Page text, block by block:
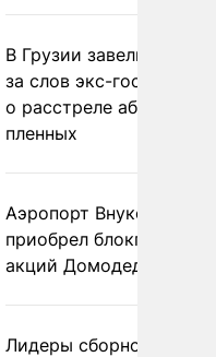
В Грузии завели дело
за слов экс-
о расстреле абхазских
пленных
Аэропорт Внуково
приобрел блокпакет
акций Домодедово
Лидеры сборной